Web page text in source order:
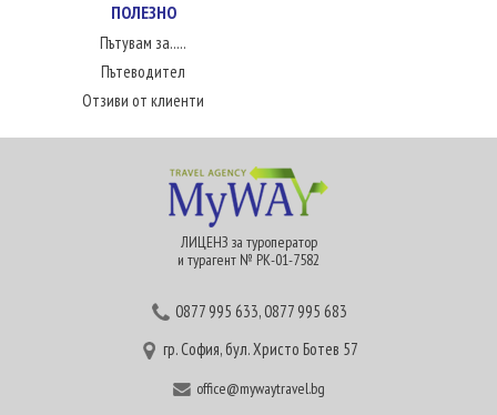
ПОЛЕЗНО
Пътувам за.....
Пътеводител
Отзиви от клиенти
ЛИЦЕНЗ за туроператор
и турагент № РК-01-7582
0877 995 633,0877 995 683
гр. София, бул. Христо Ботев 57
office@mywaytravel.bg